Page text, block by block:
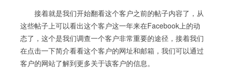
接着就是我们开始翻看这个客户之前的帖子内容了，从
这些帖子上可以看出这个客户这一年来在Facebook上的动
态了，这个是我们调查一个客户非常重要的途径，接着我们
在点击一下简介看看这个客户的网址和邮箱，我们可以通过
客户的网站了解到更多关于该客户的信息。